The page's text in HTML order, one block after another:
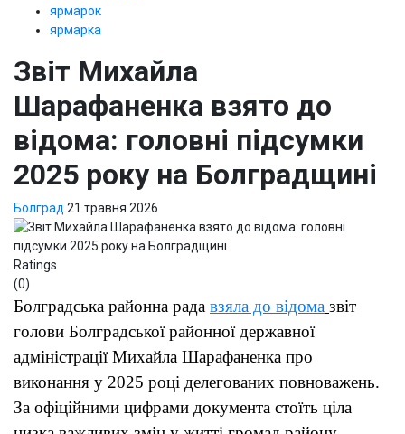
ярмарок
ярмарка
Звіт Михайла
Шарафаненка взято до
відома: головні підсумки
2025 року на Болградщині
Болград 21 травня 2026
Ratings
(0)
Болградська районна рада взяла до відома звіт
голови Болградської районної державної
адміністрації Михайла Шарафаненка про
виконання у 2025 році делегованих повноважень.
За офіційними цифрами документа стоїть ціла